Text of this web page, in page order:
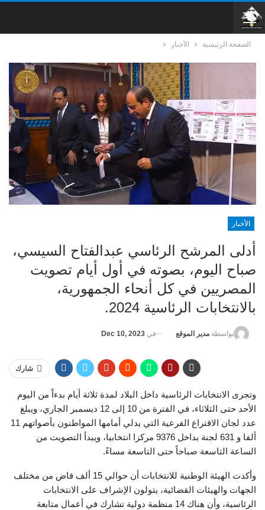
الصفحة الرئيسية الأخبار
الأخبار
أدلى المرشح الرئاسي عبدالفتاح السيسي،
صباح اليوم، بصوته في أول أيام تصويت
المصريين في كل أنحاء الجمهورية،
بالانتخابات الرئاسية 2024.
بواسطة مدير الموقع في Dec 10, 2023
شارك
وتجرى الانتخابات الرئاسية داخل البلاد لمدة ثلاثة أيام بدءاً من اليوم
الأحد حتى الثلاثاء، في الفترة من 10 إلى 12 ديسمبر الجاري، ويبلغ
عدد لجان الاقتراع الفرعية التي يدلي أمامها المواطنون بأصواتهم 11
ألفا و 631 لجنة بداخل 9376 مركزا انتخابيا، ويبدأ التصويت من
الساعة التاسعة صباحاً حتى التاسعة مساءً.
وأكدت الهيئة الوطنية للانتخابات أن حوالي 15 ألف قاض من مختلف
الجهات والهيئات القضائية، يتولون الإشراف على الانتخابات
الرئاسية، وأن هناك 14 منظمة دولية تشارك في أعمال متابعة